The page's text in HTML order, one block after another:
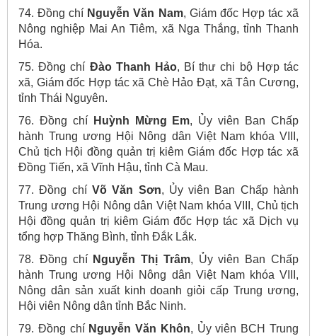
74. Đồng chí Nguyễn Văn Nam, Giám đốc Hợp tác xã
Nông nghiệp Mai An Tiêm, xã Nga Thắng, tỉnh Thanh
Hóa.
75. Đồng chí Đào Thanh Hảo, Bí thư chi bộ Hợp tác
xã, Giám đốc Hợp tác xã Chè Hảo Đạt, xã Tân Cương,
tỉnh Thái Nguyên.
76. Đồng chí
Huỳnh Mừng Em, Ủy viên Ban Chấp
hành Trung ương Hội Nông dân Việt Nam khóa VIII,
Chủ tịch Hội đồng quản trị kiêm Giám đốc Hợp tác xã
Đồng Tiến, xã Vĩnh Hậu, tỉnh Cà Mau.
77. Đồng chí Võ Văn Sơn, Ủy viên Ban Chấp hành
Trung ương Hội Nông dân Việt Nam khóa VIII, Chủ tịch
Hội đồng quản trị kiêm Giám đốc Hợp tác xã Dịch vụ
tổng hợp Thăng Bình, tỉnh Đắk Lắk.
78. Đồng chí Nguyễn Thị Trâm, Ủy viên Ban Chấp
hành Trung ương Hội Nông dân Việt Nam khóa VIII,
Nông dân sản xuất kinh doanh giỏi cấp Trung ương,
Hội viên Nông dân tỉnh Bắc Ninh.
79. Đồng chí Nguyễn Văn Khôn, Ủy viên BCH Trung